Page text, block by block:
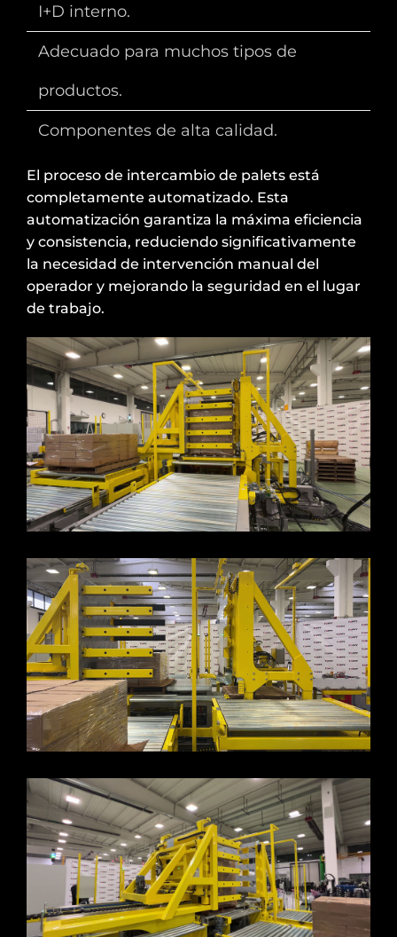
I+D interno.
Adecuado para muchos tipos de
productos.
Componentes de alta calidad.
El proceso de intercambio de palets está
completamente automatizado. Esta
automatización garantiza la máxima eficiencia
y consistencia, reduciendo significativamente
la necesidad de intervención manual del
operador y mejorando la seguridad en el lugar
de trabajo.